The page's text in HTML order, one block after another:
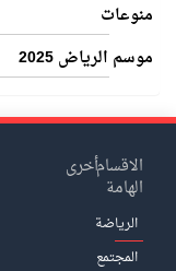
منوعات
موسم الرياض 2025
الاقسام
الهامة
الرياضة
المجتمع
أخرى